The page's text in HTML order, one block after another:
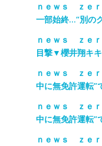
ｎｅｗｓ ｚｅ
一部始終…“別の
ｎｅｗｓ ｚｅ
目撃▼櫻井翔キ
ｎｅｗｓ ｚｅ
中に無免許運転”
ｎｅｗｓ ｚｅ
中に無免許運転”
ｎｅｗｓ ｚｅ